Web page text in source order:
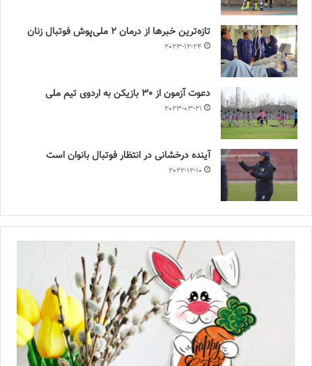
تازه‌ترین خبرها از درمان ۲ ملی‌پوش فوتبال زنان
2023-12-24
دعوت آزمون از 30 بازیکن به اردوی تیم ملی
2023-03-21
آینده درخشانی در انتظار فوتبال بانوان است
2022-12-10